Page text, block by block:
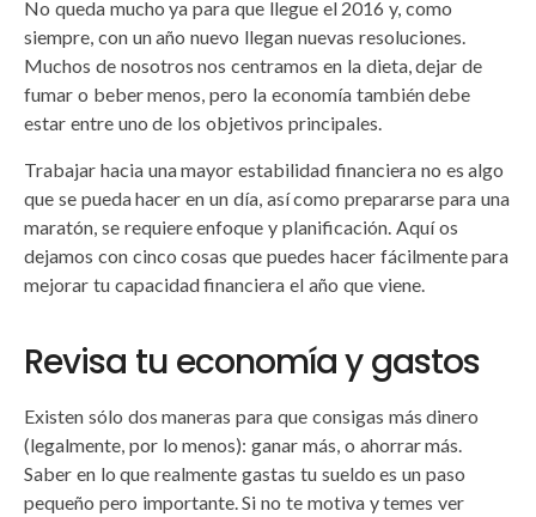
No queda mucho ya para que llegue el 2016 y, como
siempre, con un año nuevo llegan nuevas resoluciones.
Muchos de nosotros nos centramos en la dieta, dejar de
fumar o beber menos, pero la economía también debe
estar entre uno de los objetivos principales.
Trabajar hacia una mayor estabilidad financiera no es algo
que se pueda hacer en un día, así como prepararse para una
maratón, se requiere enfoque y planificación. Aquí os
dejamos con cinco cosas que puedes hacer fácilmente para
mejorar tu capacidad financiera el año que viene.
Revisa tu economía y gastos
Existen sólo dos maneras para que consigas más dinero
(legalmente, por lo menos): ganar más, o ahorrar más.
Saber en lo que realmente gastas tu sueldo es un paso
pequeño pero importante. Si no te motiva y temes ver